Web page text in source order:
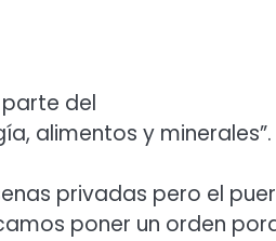
del
alimentos y minerales”.
privadas pero el
poner un orden